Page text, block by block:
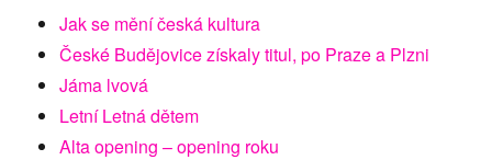
Jak se mění česká kultura
České Budějovice získaly titul, po Praze a Plzni
Jáma lvová
Letní Letná dětem
Alta opening – opening roku